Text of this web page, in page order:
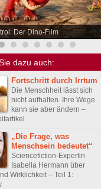
Der Dino-Film
dazu auch:
Fortschritt durch Irrtum
Die Menschheit lässt sich
nicht aufhalten. Ihre Wege
kann sie aber ändern –
„Die Frage, was
Menschsein bedeutet“
Sciencefiction-Expertin
Isabella Hermann über
Wirklichkeit – Teil 1: